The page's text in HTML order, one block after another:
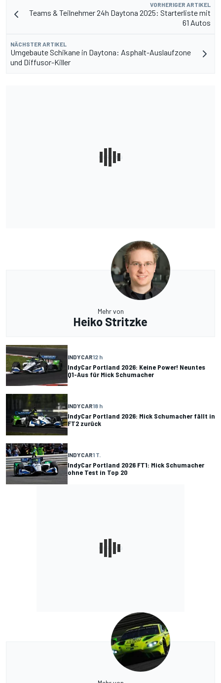
VORHERIGER ARTIKEL
Teams & Teilnehmer 24h Daytona 2025: Starterliste mit
61 Autos
NÄCHSTER ARTIKEL
Umgebaute Schikane in Daytona: Asphalt-Auslaufzone
und Diffusor-Killer
Mehr von
Heiko Stritzke
INDYCAR12 h
IndyCar Portland 2026: Keine Power! Neuntes
Q1-Aus für Mick Schumacher
INDYCAR18 h
IndyCar Portland 2026: Mick Schumacher fällt in
FT2 zurück
INDYCAR1 T.
IndyCar Portland 2026 FT1: Mick Schumacher
ohne Test in Top 20